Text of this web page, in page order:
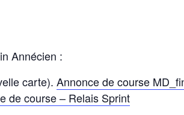
Annécien :
carte). Annonce de course
de course – Relais Sprint